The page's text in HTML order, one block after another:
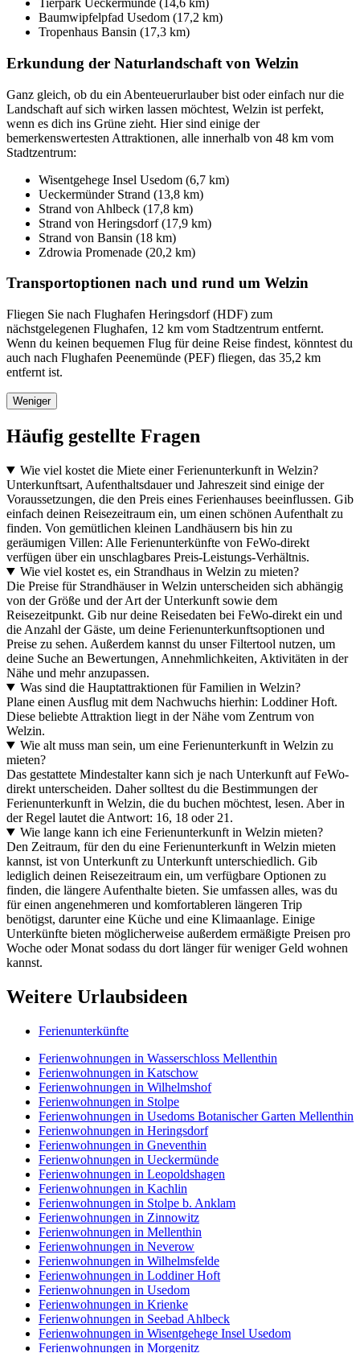
Tierpark Ueckermünde (14,6 km)
Baumwipfelpfad Usedom (17,2 km)
Tropenhaus Bansin (17,3 km)
Erkundung der Naturlandschaft von Welzin
Ganz gleich, ob du ein Abenteuerurlauber bist oder einfach nur die
Landschaft auf sich wirken lassen möchtest, Welzin ist perfekt,
wenn es dich ins Grüne zieht. Hier sind einige der
bemerkenswertesten Attraktionen, alle innerhalb von 48 km vom
Stadtzentrum:
Wisentgehege Insel Usedom (6,7 km)
Ueckermünder Strand (13,8 km)
Strand von Ahlbeck (17,8 km)
Strand von Heringsdorf (17,9 km)
Strand von Bansin (18 km)
Zdrowia Promenade (20,2 km)
Transportoptionen nach und rund um Welzin
Fliegen Sie nach Flughafen Heringsdorf (HDF) zum
nächstgelegenen Flughafen, 12 km vom Stadtzentrum entfernt.
Wenn du keinen bequemen Flug für deine Reise findest, könntest du
auch nach Flughafen Peenemünde (PEF) fliegen, das 35,2 km
entfernt ist.
Weniger
Häufig gestellte Fragen
Wie viel kostet die Miete einer Ferienunterkunft in Welzin?
Unterkunftsart, Aufenthaltsdauer und Jahreszeit sind einige der
Voraussetzungen, die den Preis eines Ferienhauses beeinflussen. Gib
einfach deinen Reisezeitraum ein, um einen schönen Aufenthalt zu
finden. Von gemütlichen kleinen Landhäusern bis hin zu
geräumigen Villen: Alle Ferienunterkünfte von FeWo-direkt
verfügen über ein unschlagbares Preis-Leistungs-Verhältnis.
Wie viel kostet es, ein Strandhaus in Welzin zu mieten?
Die Preise für Strandhäuser in Welzin unterscheiden sich abhängig
von der Größe und der Art der Unterkunft sowie dem
Reisezeitpunkt. Gib nur deine Reisedaten bei FeWo-direkt ein und
die Anzahl der Gäste, um deine Ferienunterkunftsoptionen und
Preise zu sehen. Außerdem kannst du unser Filtertool nutzen, um
deine Suche an Bewertungen, Annehmlichkeiten, Aktivitäten in der
Nähe und mehr anzupassen.
Was sind die Hauptattraktionen für Familien in Welzin?
Plane einen Ausflug mit dem Nachwuchs hierhin: Loddiner Hoft.
Diese beliebte Attraktion liegt in der Nähe vom Zentrum von
Welzin.
Wie alt muss man sein, um eine Ferienunterkunft in Welzin zu
mieten?
Das gestattete Mindestalter kann sich je nach Unterkunft auf FeWo-
direkt unterscheiden. Daher solltest du die Bestimmungen der
Ferienunterkunft in Welzin, die du buchen möchtest, lesen. Aber in
der Regel lautet die Antwort: 16, 18 oder 21.
Wie lange kann ich eine Ferienunterkunft in Welzin mieten?
Den Zeitraum, für den du eine Ferienunterkunft in Welzin mieten
kannst, ist von Unterkunft zu Unterkunft unterschiedlich. Gib
lediglich deinen Reisezeitraum ein, um verfügbare Optionen zu
finden, die längere Aufenthalte bieten. Sie umfassen alles, was du
für einen angenehmeren und komfortableren längeren Trip
benötigst, darunter eine Küche und eine Klimaanlage. Einige
Unterkünfte bieten möglicherweise außerdem ermäßigte Preisen pro
Woche oder Monat sodass du dort länger für weniger Geld wohnen
kannst.
Weitere Urlaubsideen
Ferienunterkünfte
Ferienwohnungen in Wasserschloss Mellenthin
Ferienwohnungen in Katschow
Ferienwohnungen in Wilhelmshof
Ferienwohnungen in Stolpe
Ferienwohnungen in Usedoms Botanischer Garten Mellenthin
Ferienwohnungen in Heringsdorf
Ferienwohnungen in Gneventhin
Ferienwohnungen in Ueckermünde
Ferienwohnungen in Leopoldshagen
Ferienwohnungen in Kachlin
Ferienwohnungen in Stolpe b. Anklam
Ferienwohnungen in Zinnowitz
Ferienwohnungen in Mellenthin
Ferienwohnungen in Neverow
Ferienwohnungen in Wilhelmsfelde
Ferienwohnungen in Loddiner Hoft
Ferienwohnungen in Usedom
Ferienwohnungen in Krienke
Ferienwohnungen in Seebad Ahlbeck
Ferienwohnungen in Wisentgehege Insel Usedom
Ferienwohnungen in Morgenitz